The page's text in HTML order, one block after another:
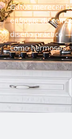
Gatos merecen
enfoque de
diseño práctico
como hermosos.